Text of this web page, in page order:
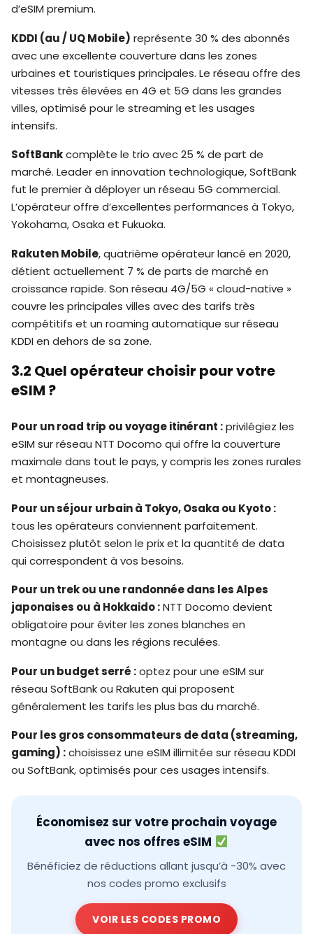
d’eSIM premium.
KDDI (au / UQ Mobile) représente 30 % des abonnés
avec une excellente couverture dans les zones
urbaines et touristiques principales. Le réseau offre des
vitesses très élevées en 4G et 5G dans les grandes
villes, optimisé pour le streaming et les usages
intensifs.
SoftBankcomplète le trio avec 25 % de part de
marché. Leader en innovation technologique, SoftBank
fut le premier à déployer un réseau 5G commercial.
L’opérateur offre d’excellentes performances à Tokyo,
Yokohama, Osaka et Fukuoka.
Rakuten Mobile, quatrième opérateur lancé en 2020,
détient actuellement 7 % de parts de marché en
croissance rapide. Son réseau 4G/5G « cloud-native »
couvre les principales villes avec des tarifs très
compétitifs et un roaming automatique sur réseau
KDDI en dehors de sa zone.
3.2 Quel opérateur choisir pour votre
eSIM ?
Pour un road trip ou voyage itinérant :privilégiez les
eSIM sur réseau NTT Docomo qui offre la couverture
maximale dans tout le pays, y compris les zones rurales
et montagneuses.
Pour un séjour urbain à Tokyo, Osaka ou Kyoto :
tous les opérateurs conviennent parfaitement.
Choisissez plutôt selon le prix et la quantité de data
qui correspondent à vos besoins.
Pour un trek ou une randonnée dans les Alpes
japonaises ou à Hokkaido :NTT Docomo devient
obligatoire pour éviter les zones blanches en
montagne ou dans les régions reculées.
Pour un budget serré :optez pour une eSIM sur
réseau SoftBank ou Rakuten qui proposent
généralement les tarifs les plus bas du marché.
Pour les gros consommateurs de data (streaming,
gaming) :choisissez une eSIM illimitée sur réseau KDDI
ou SoftBank, optimisés pour ces usages intensifs.
Économisez sur votre prochain voyage
avec nos offres eSIM
Bénéficiez de réductions allant jusqu’à -30% avec
nos codes promo exclusifs
VOIR LES CODES PROMO